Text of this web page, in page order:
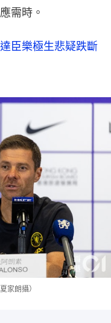
需時。
臣樂極生悲疑跌斷
家朗攝）